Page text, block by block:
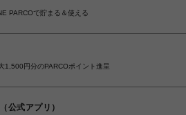
PARCOで貯まる＆使える
1,500円分のPARCOポイント進呈
公式アプリ）